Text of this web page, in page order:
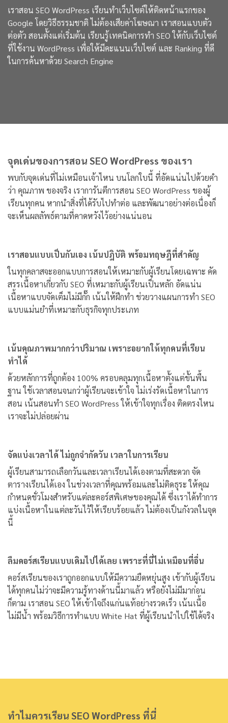
เราสอน SEO WordPress เรียนทำเว็บไซต์ให้ติดหน้าแรกของ
Google โดยวิธีธรรมชาติ ไม่ต้องเสียค่าโฆษณา เราสอนแบบตัว
ต่อตัว สอนตั้งแต่เริ่มต้น เรียนรู้เทคนิคการทำ SEO ให้กับเว็บไซต์
ที่ใช้งาน WordPress เพื่อให้มีคะแนนเว็บไซต์ และ Ranking ที่ดี
ในการค้นหาด้วย Search Engine
จุดเด่นของการสอน SEO WordPress ของเรา
พบกับจุดเด่นที่ไม่เหมือนเจ้าไหน บนโลกใบนี้ ที่อัดแน่นไปด้วยคำ
ว่า คุณภาพ ของจริง เราการันตีการสอน SEO WordPress ของผู้
เรียนทุกคน หากนำสิ่งที่ได้รับไปทำต่อ และพัฒนาอย่างต่อเนื่องก็
จะเห็นผลลัพธ์ตามที่คาดหวังไว้อย่างแน่นอน
เราสอนแบบเป็นกันเอง เน้นปฎิบัติ พร้อมทฤษฎีที่สำคัญ
ในทุกคลาสจะออกแบบการสอนให้เหมาะกับผู้เรียนโดยเฉพาะ คัด
สรรเนื้อหาเกี่ยวกับ SEO ที่เหมาะกับผู้เรียนเป็นหลัก อัดแน่น
เนื้อหาแบบจัดเต็มไม่มีกั๊ก เน้นให้ฝึกทำ ช่วยวางแผนการทำ SEO
แบบแม่นยำที่เหมาะกับธุรกิจทุกประเภท
เน้นคุณภาพมากกว่าปริมาณ เพราะอยากให้ทุกคนที่เรียน
ทำได้
ด้วยหลักการที่ถูกต้อง 100% ครอบคลุมทุกเนื้อหาตั้งแต่ขั้นพื้น
ฐาน ใช้เวลาสอนจนกว่าผู้เรียนจะเข้าใจ ไม่เร่งรัดเนื้อหาในการ
สอน เน้นสอนทำ SEO WordPress ให้เข้าใจทุกเรื่อง ติดตรงไหน
เราจะไม่ปล่อยผ่าน
จัดแบ่งเวลาได้ ไม่ถูกจำกัดวัน เวลาในการเรียน
ผู้เรียนสามารถเลือกวันและเวลาเรียนได้เองตามที่สะดวก จัด
ตารางเรียนได้เอง ในช่วงเวลาที่คุณพร้อมและไม่ติดธุระ ให้คุณ
กำหนดชั่วโมงสำหรับแต่ละคอร์สพิเศษของคุณได้ ซึ่งเราได้ทำการ
แบ่งเนื้อหาในแต่ละวันไว้ให้เรียบร้อยแล้ว ไม่ต้องเป็นกังวลในจุด
นี้
ลืมคอร์สเรียนแบบเดิมไปได้เลย เพราะที่นี่ไม่เหมือนที่อื่น
คอร์สเรียนของเราถูกออกแบบให้มีความยืดหยุ่นสูง เข้ากับผู้เรียน
ได้ทุกคนไม่ว่าจะมีความรู้ทางด้านนี้มาแล้ว หรือยังไม่มีมาก่อน
ก็ตาม เราสอน SEO ให้เข้าใจถึงแก่นแท้อย่างรวดเร็ว เน้นเนื้อ
ไม่มีน้ำ พร้อมวิธีการทำแบบ White Hat ที่ผู้เรียนนำไปใช้ได้จริง
ทำไมควรเรียน SEO WordPress ที่นี่